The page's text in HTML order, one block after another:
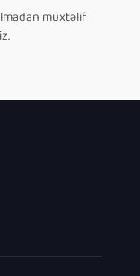
müxtəlif